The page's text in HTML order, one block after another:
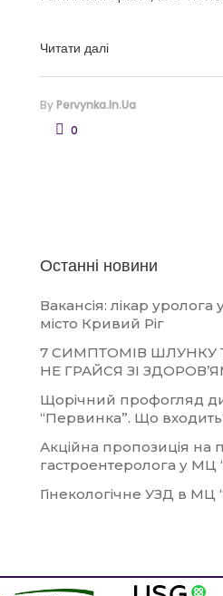
Читати далі
By Pervynka.in.ua
0
Останні новини
Вакансія: лікар
місто Кривий Ріг
7 СИМПТОМІВ ШЛУНКУ
НЕ ГРАЙСЯ ЗІ
Щорічний профогляд
“Первинка”. Що
Акційна пропозиція на
гастроентеролога у МЦ
Гінекологічне УЗД в МЦ